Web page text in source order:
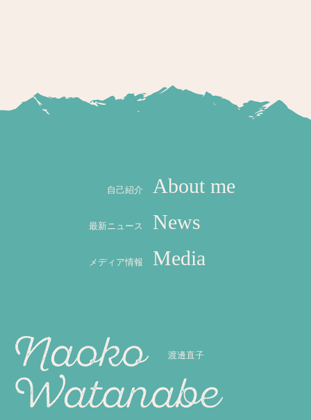
送
渡邊直子
自己紹介 About me
最新ニュース News
メディア情報 Media